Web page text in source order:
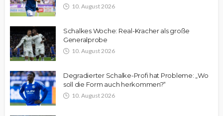
10. August 2026
Schalkes Woche: Real-Kracher als große
Generalprobe
10. August 2026
Degradierter Schalke-Profi hat Probleme: „Wo
soll die Form auch herkommen?“
10. August 2026